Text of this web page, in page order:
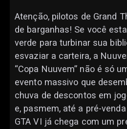
Atenção, pilotos de Grand
de barganhas! Se você
verde para turbinar sua
esvaziar a carteira, a
“Copa Nuuvem” não é só
evento massivo que
chuva de descontos em
e, pasmem, até a pré-
GTA VI já chega com um